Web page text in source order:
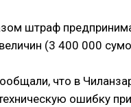
штраф
(3 400 000
что в
ошибку